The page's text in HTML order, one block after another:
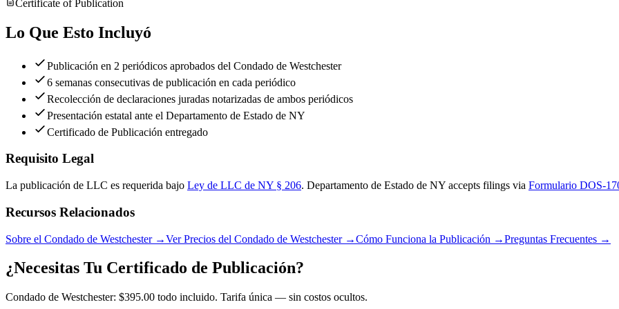
Certificate of Publication
Lo Que Esto Incluyó
Publicación en 2 periódicos aprobados del Condado de Westchester
6 semanas consecutivas de publicación en cada periódico
Recolección de declaraciones juradas notarizadas de ambos periódicos
Presentación estatal ante el Departamento de Estado de NY
Certificado de Publicación entregado
Requisito Legal
La publicación de LLC es requerida bajo Ley de LLC de NY § 206. Departamento de Estado de NY accepts filings via Formulario DOS-
Recursos Relacionados
Sobre el Condado de Westchester→Ver Precios del Condado de Westchester→Cómo Funciona la Publicación →Preguntas Frecuentes →
¿Necesitas Tu Certificado de Publicación?
Condado de Westchester: $395.00 todo incluido. Tarifa única — sin costos ocultos.